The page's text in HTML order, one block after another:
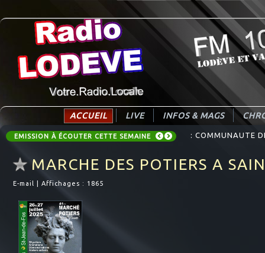
ACCUEIL LIVE INFOS & MAGS
EMISSION À ÉCOUTER CETTE SEMAINE : COMMUNAUTE
MARCHE DES POTIERS A
E-mail Affichages : 1865